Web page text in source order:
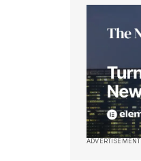
ADVERTISEMENT